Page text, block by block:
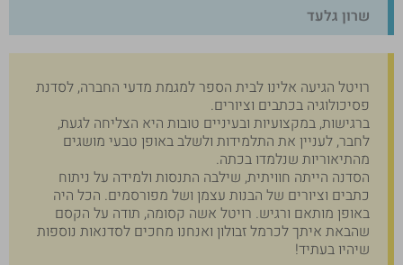
שרון גלעד
רויטל הגיעה אלינו לבית הספר למגמת מדעי החברה, לסדנת
פסיכולוגיה בכתבים וציורים.
ברגישות, במקצועיות ובעיניים טובות היא הצליחה לגעת,
לחבר, לעניין את התלמידות ולשלב באופן טבעי מושגים
מהתיאוריות שנלמדו בכתה.
הסדנה הייתה חוויתית, שילבה התנסות ולמידה על ניתוח
כתבים וציורים של הבנות עצמן ושל מפורסמים. הכל היה
באופן מותאם ורגיש. רויטל אשה קסומה, תודה על הקסם
שהבאת איתך לכרמל זבולון ואנחנו מחכים לסדנאות נוספות
שיהיו בעתיד!